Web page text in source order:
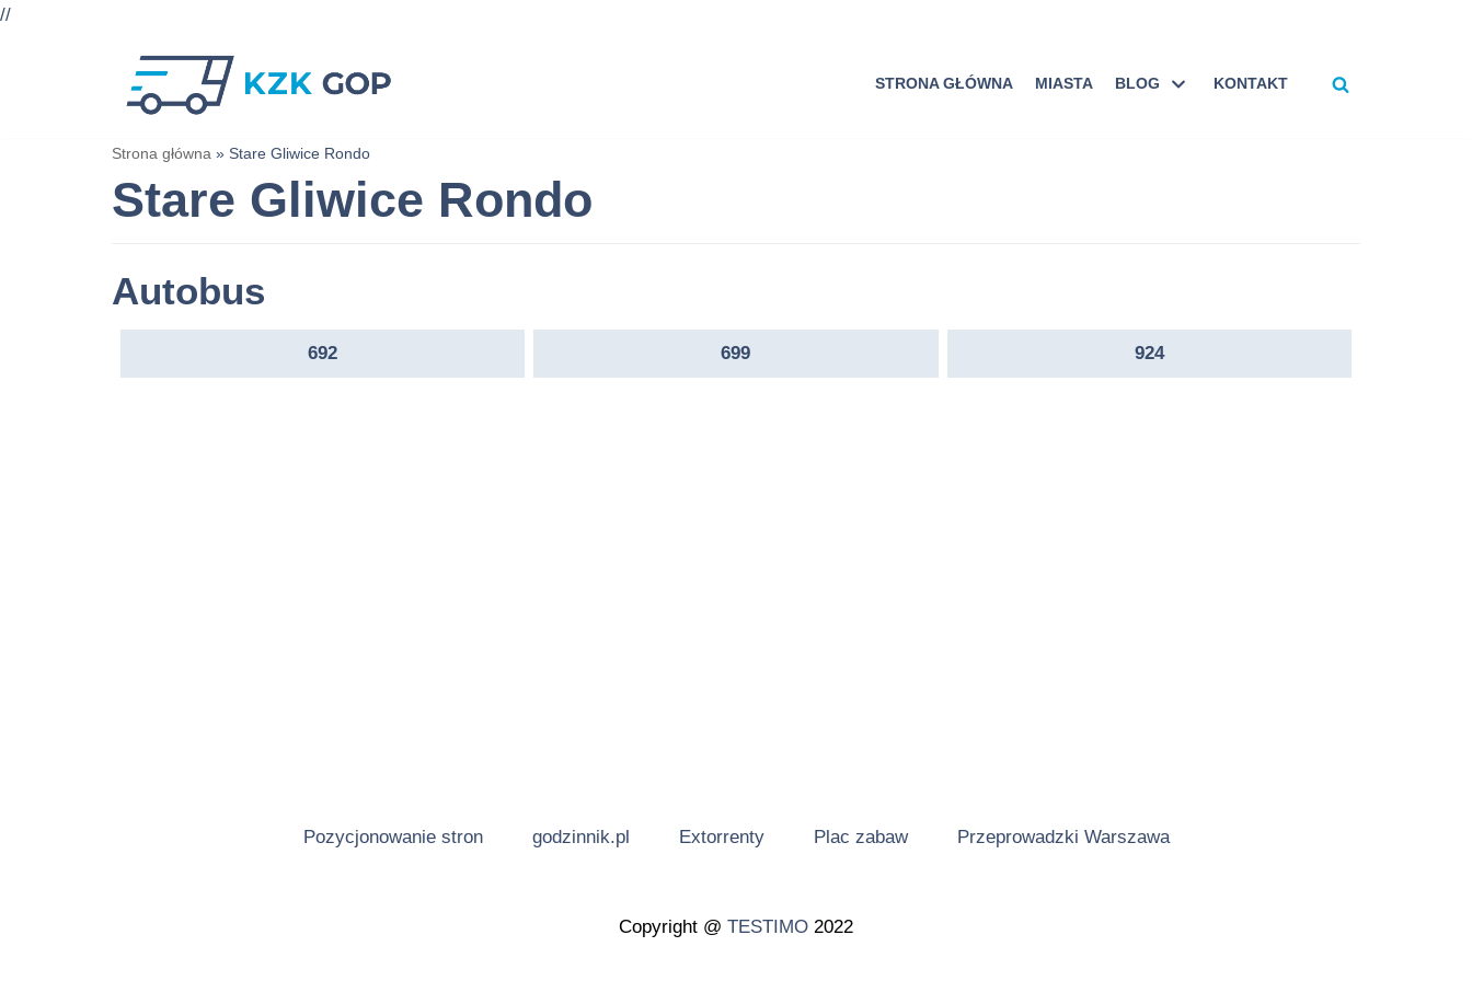
//
STRONA GŁÓWNA MIASTA BLOG KONTAKT
Strona główna » Stare Gliwice Rondo
Stare Gliwice Rondo
Autobus
692 699 924
Pozycjonowanie stron godzinnik.pl Extorrenty Plac zabaw Przeprowadzki Warszawa
Copyright @ TESTIMO 2022